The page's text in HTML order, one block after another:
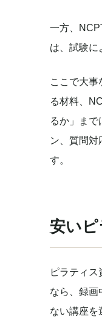
一方、
は、試験に
ここで大
る材料、
るか」ま
ン、質問対
す。
安い
ピラティ
なら、録画
ない講座を